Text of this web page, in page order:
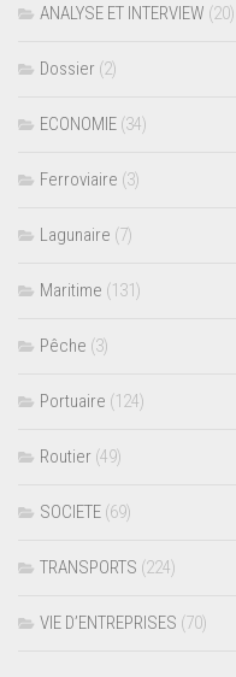
ANALYSE ET INTERVIEW (20)
Dossier (2)
ECONOMIE (34)
Ferroviaire (3)
Lagunaire (7)
Maritime (131)
Pêche (3)
Portuaire (124)
Routier (49)
SOCIETE (69)
TRANSPORTS (224)
VIE D’ENTREPRISES (70)